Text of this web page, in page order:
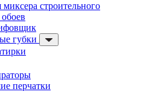
миксера строительного
губки
перчатки